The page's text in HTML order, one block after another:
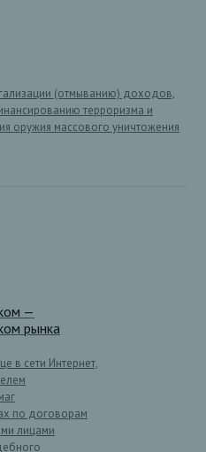
(отмыванию) доходов,
терроризма и
оружия массового уничтожения
—
рынка
в сети Интернет,
по договорам
лицами